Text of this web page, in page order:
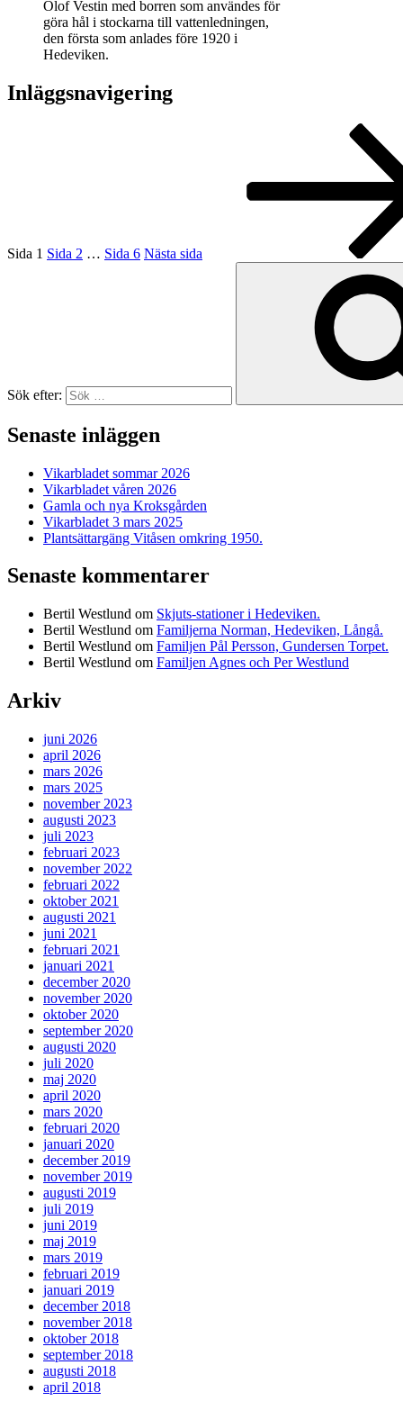
Olof Vestin med borren som användes för
göra hål i stockarna till vattenledningen,
den första som anlades före 1920 i
Hedeviken.
Inläggsnavigering
Sida 1 Sida 2 … Sida 6 Nästa sida
Sök efter:
Senaste inläggen
Vikarbladet sommar 2026
Vikarbladet våren 2026
Gamla och nya Kroksgården
Vikarbladet 3 mars 2025
Plantsättargäng Vitåsen omkring 1950.
Senaste kommentarer
Bertil Westlund om Skjuts-stationer i Hedeviken.
Bertil Westlund om Familjerna Norman, Hedeviken, Långå.
Bertil Westlund om Familjen Pål Persson, Gundersen Torpet.
Bertil Westlund om Familjen Agnes och Per Westlund
Arkiv
juni 2026
april 2026
mars 2026
mars 2025
november 2023
augusti 2023
juli 2023
februari 2023
november 2022
februari 2022
oktober 2021
augusti 2021
juni 2021
februari 2021
januari 2021
december 2020
november 2020
oktober 2020
september 2020
augusti 2020
juli 2020
maj 2020
april 2020
mars 2020
februari 2020
januari 2020
december 2019
november 2019
augusti 2019
juli 2019
juni 2019
maj 2019
mars 2019
februari 2019
januari 2019
december 2018
november 2018
oktober 2018
september 2018
augusti 2018
april 2018